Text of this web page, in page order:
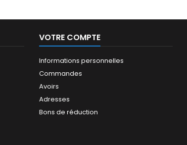
VOTRE COMPTE
Informations personnelles
Commandes
Avoirs
Adresses
Bons de réduction